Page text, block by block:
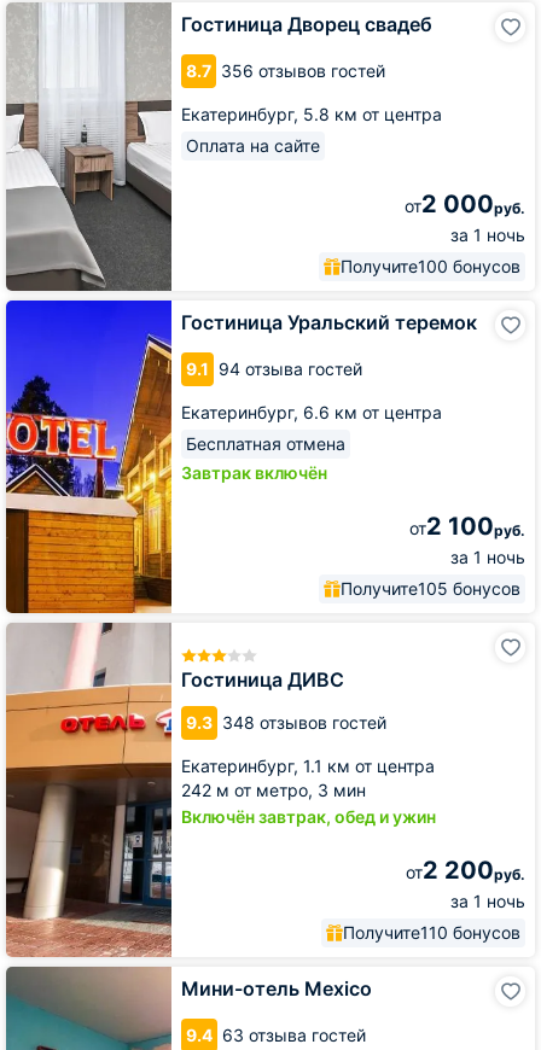
Гостиница Дворец свадеб
8.7 356 отзывов гостей
Екатеринбург, 5.8 км от центра
Оплата на сайте
от2 000руб.
за 1 ночь
Получите100 бонусов
Гостиница
Гостиница Уральский теремок
9.1 94 отзыва гостей
Екатеринбург, 6.6 км от центра
Бесплатная отмена
Завтрак включён
от2 100руб.
за 1 ночь
Получите105 бонусов
Гостиница
Гостиница ДИВС
9.3 348 отзывов гостей
Екатеринбург, 1.1 км от центра
242 м от метро, 3 мин
Включён завтрак, обед и ужин
от2 200руб.
за 1 ночь
Получите110 бонусов
Гостиница
Мини-отель Mexico
9.4 63 отзыва гостей
Мини-
отель